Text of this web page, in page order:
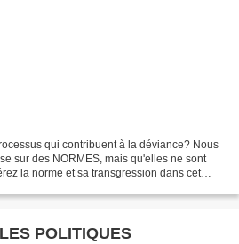
qui contribuent à la déviance? Nous
sur des NORMES, mais qu'elles ne sont
la norme et sa transgression dans cet
POLITIQUES